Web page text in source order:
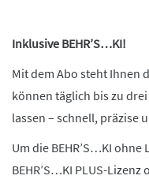
Inklusive BEHR’S…KI!
Mit dem Abo steht Ihnen
können täglich bis zu
lassen – schnell, präzise
Um die BEHR’S…KI
BEHR’S…KI PLUS-